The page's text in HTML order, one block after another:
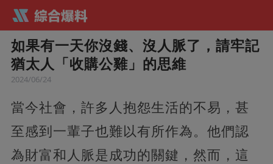
如果有一天你沒錢、沒人脈了，請牢記
猶太人「收購公雞」的思維
2024/06/24
當今社會，許多人抱怨生活的不易，甚
至感到一輩子也難以有所作為。他們認
為財富和人脈是成功的關鍵，然而，這